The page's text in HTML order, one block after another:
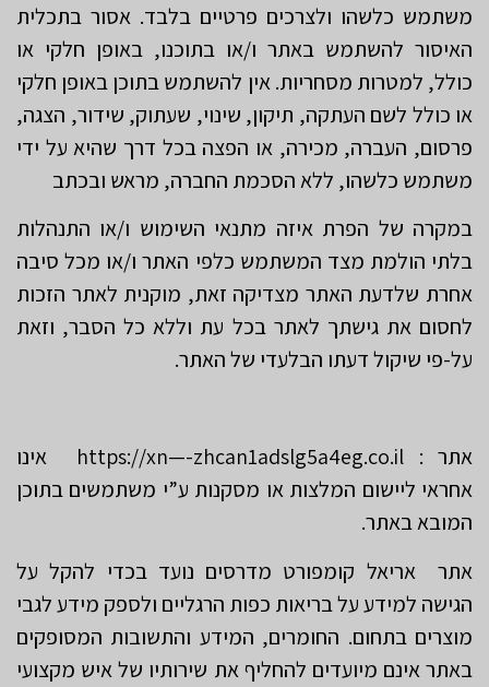
משתמש כלשהו ולצרכים פרטיים בלבד. אסור בתכלית
האיסור להשתמש באתר ו/או בתוכנו, באופן חלקי או
כולל, למטרות מסחריות. אין להשתמש בתוכן באופן חלקי
או כולל לשם העתקה, תיקון, שינוי, שעתוק, שידור, הצגה,
פרסום, העברה, מכירה, או הפצה בכל דרך שהיא על ידי
משתמש כלשהו, ללא הסכמת החברה, מראש ובכתב
במקרה של הפרת איזה מתנאי השימוש ו/או התנהלות
בלתי הולמת מצד המשתמש כלפי האתר ו/או מכל סיבה
אחרת שלדעת האתר מצדיקה זאת, מוקנית לאתר הזכות
לחסום את גישתך לאתר בכל עת וללא כל הסבר, וזאת
על-פי שיקול דעתו הבלעדי של האתר.
אתר : https://xn—-zhcan1adslg5a4eg.co.il אינו
אחראי ליישום המלצות או מסקנות ע”י משתמשים בתוכן
המובא באתר.
אתר אריאל קומפורט מדרסים נועד בכדי להקל על
הגישה למידע על בריאות כפות הרגליים ולספק מידע לגבי
מוצרים בתחום. החומרים, המידע והתשובות המסופקים
באתר אינם מיועדים להחליף את שירותיו של איש מקצועי